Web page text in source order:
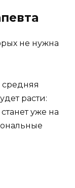
средняя
расти:
уже на